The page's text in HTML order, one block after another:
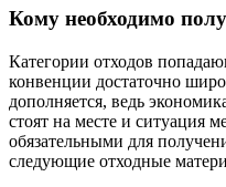
Кому необходимо
Категории отходов
конвенции достаточно
дополняется, ведь
стоят на месте и ситуация
обязательными для
следующие отходные